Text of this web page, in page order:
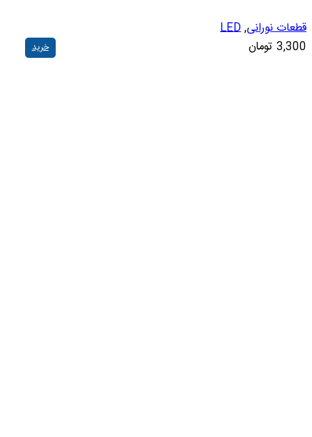
قطعات نورانی,
LED
3,300 تومان خرید